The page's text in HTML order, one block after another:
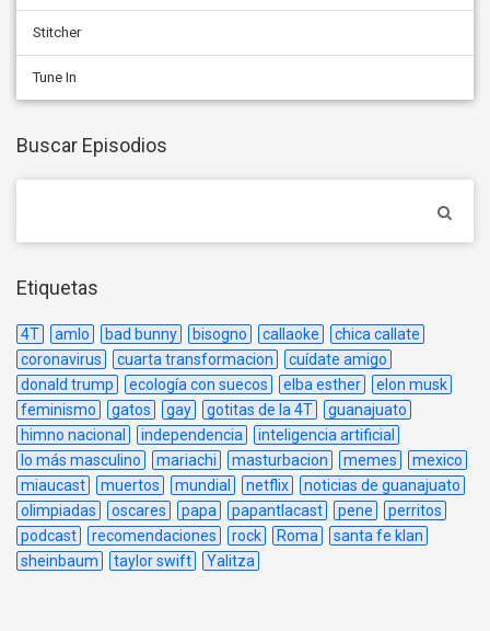
Stitcher
Tune In
Buscar Episodios
Etiquetas
4T amlo bad bunny bisogno callaoke
chica callate
coronavirus
cuarta transformacion
cuídate amigo
donald trump
ecología con suecos elba esther
elon musk
feminismo
gatos gay gotitas de la 4T
guanajuato
himno nacional
independencia
inteligencia artificial
lo más masculino
mariachi masturbacion memes
mexico
miaucast
muertos mundial netflix
noticias de guanajuato
olimpiadas
oscares papa papantlacast pene
perritos
podcast
recomendaciones rock Roma
santa fe klan
sheinbaum
taylor swift Yalitza